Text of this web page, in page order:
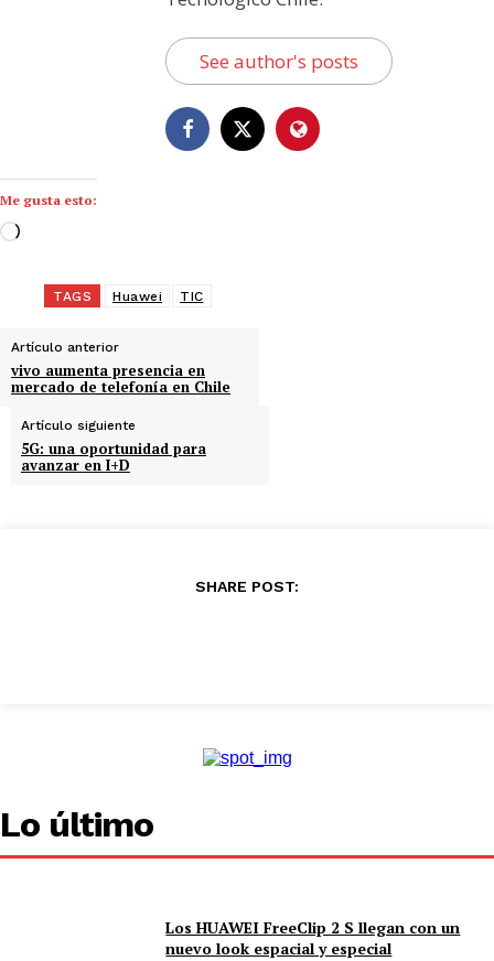
See author's posts
Me gusta esto:
C
a
n
d
o
.
.
TAGS Huawei TIC
Artículo anterior
vivo aumenta presencia en
mercado de telefonía en Chile
Artículo siguiente
5G: una oportunidad para
avanzar en I+D
SHARE POST:
Lo último
Los HUAWEI FreeClip 2 S llegan con un
nuevo look espacial y especial